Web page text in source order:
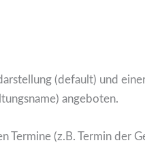
(default) und
angeboten.
Termine (z.B. Termin der